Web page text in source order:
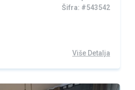
Šifra: #543542
Više Detalja